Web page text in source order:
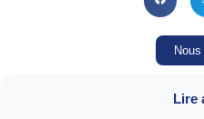
Lire